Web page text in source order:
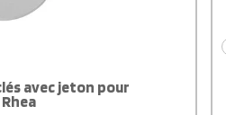
avec jeton pour